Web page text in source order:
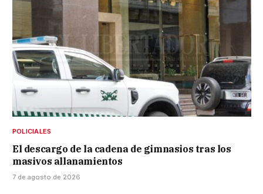
POLICIALES
El descargo de la cadena de gimnasios tras los
masivos allanamientos
7 de agosto de 2026